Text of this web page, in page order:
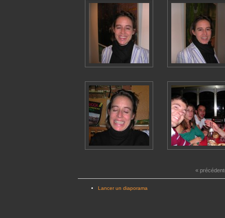
«
Lancer un diaporama